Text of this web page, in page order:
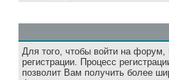
Для того, чтобы войти на
регистрации. Процесс
позволит Вам получить более